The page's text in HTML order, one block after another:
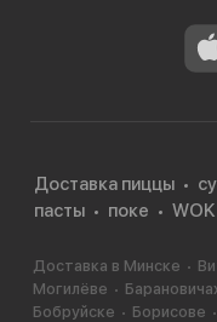
Доставка пиццы
пасты
поке WOK
Доставка в Минске
Могилёве
Бобруйске
Борисове